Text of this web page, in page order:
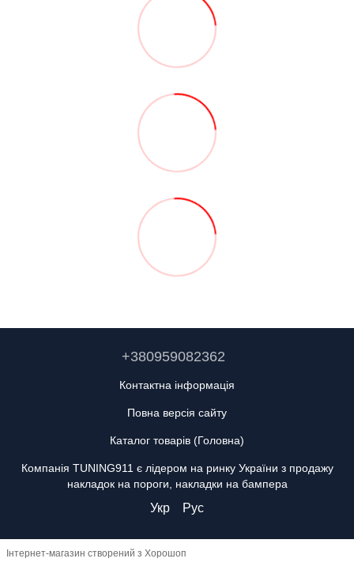
+380959082362
Контактна інформація
Повна версія сайту
Каталог товарів (Головна)
Компанія TUNING911 є лідером на ринку України з продажу
накладок на пороги, накладки на бампера
Укр Рус
Інтернет-магазин створений з Хорошоп